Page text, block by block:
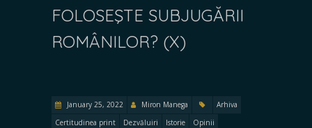
FOLOSEŞTE SUBJUGĂRII
ROMÂNILOR? (X)
January 25, 2022 Miron Manega
Arhiva
Certitudinea print
Dezvăluiri Istorie
Opinii